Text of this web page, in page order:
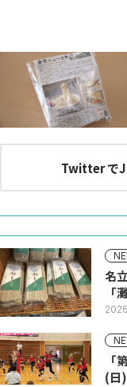
Twitter で
名
「
「
(日